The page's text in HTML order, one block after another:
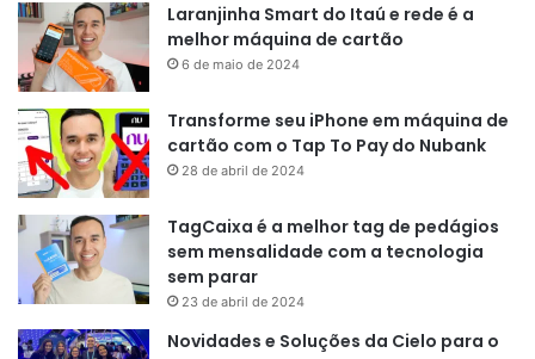
Laranjinha Smart do Itaú e rede é a
melhor máquina de cartão
6 de maio de 2024
Transforme seu iPhone em máquina de
cartão com o Tap To Pay do Nubank
28 de abril de 2024
TagCaixa é a melhor tag de pedágios
sem mensalidade com a tecnologia
sem parar
23 de abril de 2024
Novidades e Soluções da Cielo para o